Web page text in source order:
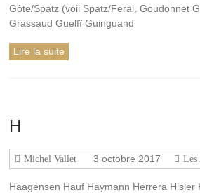
Gôte/Spatz (voii Spatz/Feral, Goudonnet
Grassaud Guelfï Guinguand
Lire la suite
H
Michel Vallet 3 octobre 2017 Les
Haagensen Hauf Haymann Herrera Hisler